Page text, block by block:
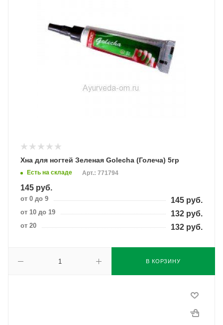
Хна для ногтей Зеленая Golecha (Голеча) 5гр
Есть на складе Арт.: 771794
145 руб.
от 0 до 9 145 руб.
от 10 до 19 132 руб.
от 20 132 руб.
В КОРЗИНУ